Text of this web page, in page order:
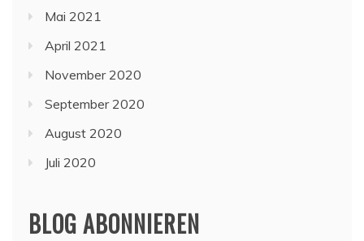
Mai 2021
April 2021
November 2020
September 2020
August 2020
Juli 2020
BLOG ABONNIEREN